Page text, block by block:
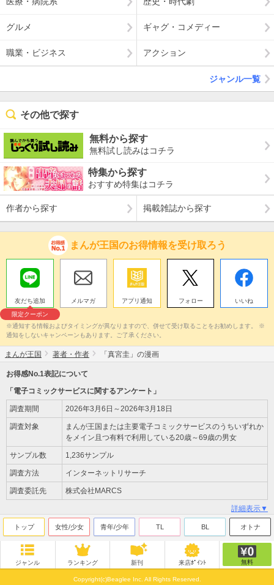
グルメ ギャグ・コメディー
職業・ビジネス アクション
ジャンル一覧
その他で探す
無料から探す
無料試し読みはコチラ
特集から探す
おすすめ特集はコチラ
作者から探す 掲載雑誌から探す
まんが王国のお得情報を受け取ろう
友だち追加
限定クーポン
メルマガ アプリ通知 フォロー いいね
※通知する情報およびタイミングが異なりますので、併せて受け取ることをお勧めします。 ※
通知をしないキャンペーンもあります。ご了承ください。
まんが王国 著者・作者 「真宮圭」の漫画
お得感No.1表記について
「電子コミックサービスに関するアンケート」
調査期間 2026年3月6日～2026年3月18日
調査対象
まんが王国または主要電子コミックサービスのうちいずれか
をメイン且つ有料で利用している20歳～69歳の男女
サンプル数 1,236サンプル
調査方法 インターネットリサーチ
調査委託先 株式会社MARCS
詳細表示▼
トップ 女性/少女 青年/少年 TL BL オトナ
ジャンル ランキング 新刊 来店ﾎﾟｲﾝﾄ 無料
Copyright(c)Beaglee Inc. All Rights Reserved.